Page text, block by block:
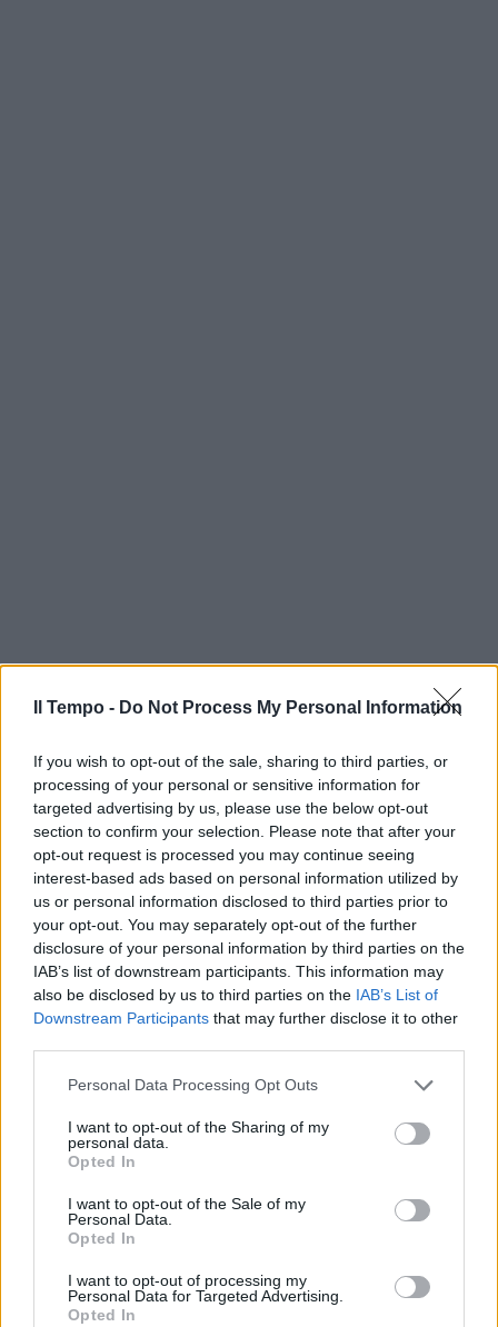
Il Tempo - Do Not Process My Personal Information
If you wish to opt-out of the sale, sharing to third parties, or
processing of your personal or sensitive information for
targeted advertising by us, please use the below opt-out
section to confirm your selection. Please note that after your
opt-out request is processed you may continue seeing
interest-based ads based on personal information utilized by
us or personal information disclosed to third parties prior to
your opt-out. You may separately opt-out of the further
disclosure of your personal information by third parties on the
IAB’s list of downstream participants. This information may
also be disclosed by us to third parties on the IAB’s List of
Downstream Participants that may further disclose it to other
Personal Data Processing Opt Outs
I want to opt-out of the Sharing of my
personal data.
Opted In
I want to opt-out of the Sale of my
Personal Data.
Opted In
I want to opt-out of processing my
Personal Data for Targeted Advertising.
Opted In